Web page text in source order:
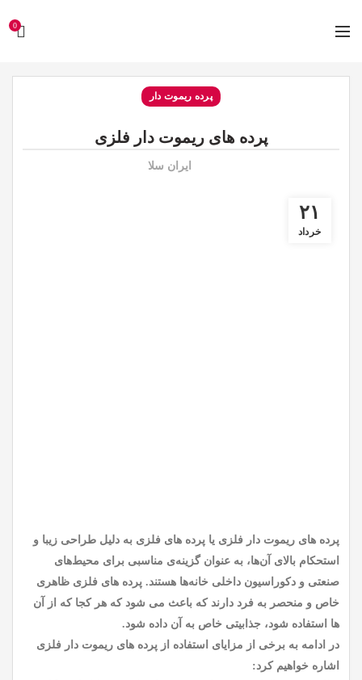
0
پرده ریموت دار
پرده های ریموت دار فلزی
ایران سلا
۲۱
خرداد
پرده های ریموت دار فلزی یا پرده های فلزی به دلیل طراحی زیبا و
استحکام بالای آن‌ها، به عنوان گزینه‌ی مناسبی برای محیط‌های
صنعتی و دکوراسیون داخلی خانه‌ها هستند. پرده های فلزی ظاهری
خاص و منحصر به فرد دارند که باعث می شود که هر کجا که از آن
ها استفاده شود، جذابیتی خاص به آن داده شود.
در ادامه به برخی از مزایای استفاده از پرده های ریموت دار فلزی
اشاره خواهیم کرد: